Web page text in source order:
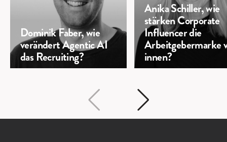
Dominik Faber, wie
verändert Agentic AI
das Recruiting?
Anika Schiller, wie
stärken Corporate
Influencer die
Arbeitgebermarke
innen?